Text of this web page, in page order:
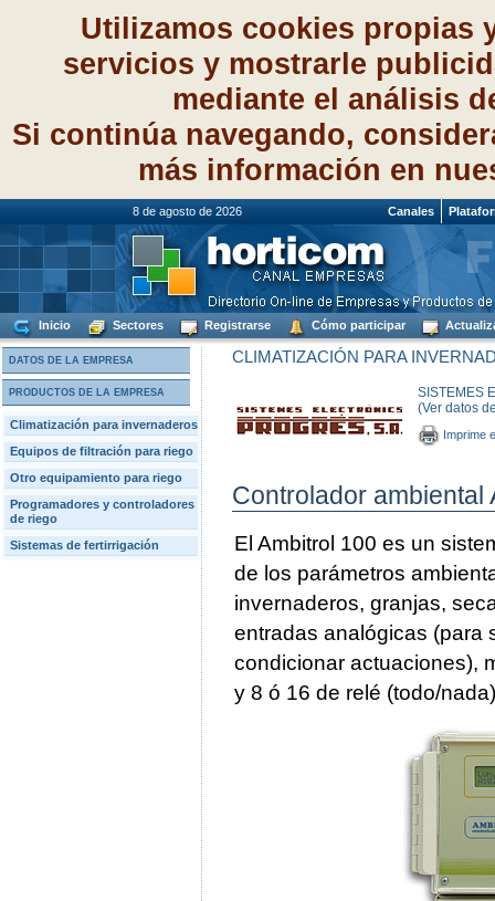
Utilizamos cookies propias
servicios y mostrarle
mediante el análisis
Si continúa navegando,
más información en
8 de agosto de 2026 Canales
Inicio Sectores Registrarse Cómo participar
DATOS DE LA EMPRESA
PRODUCTOS DE LA EMPRESA
Climatización para invernaderos
Equipos de filtración para riego
Otro equipamiento para riego
Programadores y controladores
de riego
Sistemas de fertirrigación
CLIMATIZACIÓN PARA
SISTEMES
(Ver datos
Imprime
Controlador ambiental
El Ambitrol 100 es un
de los parámetros
invernaderos, granjas,
entradas analógicas (para
condicionar actuaciones),
y 8 ó 16 de relé (todo/